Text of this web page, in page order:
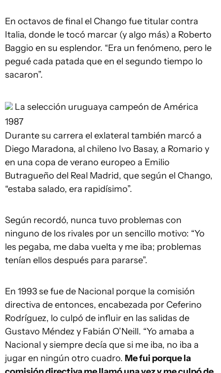
En octavos de final el Chango fue titular contra
Italia, donde le tocó marcar (y algo más) a Roberto
Baggio en su esplendor. “Era un fenómeno, pero le
pegué cada patada que en el segundo tiempo lo
sacaron”.
La selección uruguaya campeón de América
1987
Durante su carrera el exlateral también marcó a
Diego Maradona, al chileno Ivo Basay, a Romario y
en una copa de verano europeo a Emilio
Butragueño del Real Madrid, que según el Chango,
“estaba salado, era rapidísimo”.
Según recordó, nunca tuvo problemas con
ninguno de los rivales por un sencillo motivo: “Yo
les pegaba, me daba vuelta y me iba; problemas
tenían ellos después para pararse”.
En 1993 se fue de Nacional porque la comisión
directiva de entonces, encabezada por Ceferino
Rodríguez, lo culpó de influir en las salidas de
Gustavo Méndez y Fabián O’Neill. “Yo amaba a
Nacional y siempre decía que si me iba, no iba a
jugar en ningún otro cuadro. Me fui porque la